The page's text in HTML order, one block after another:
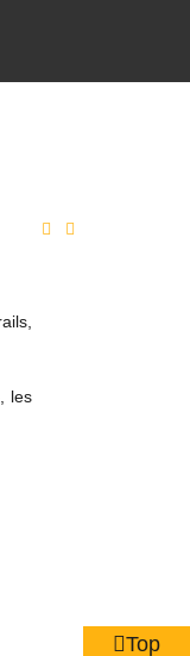
les
Top